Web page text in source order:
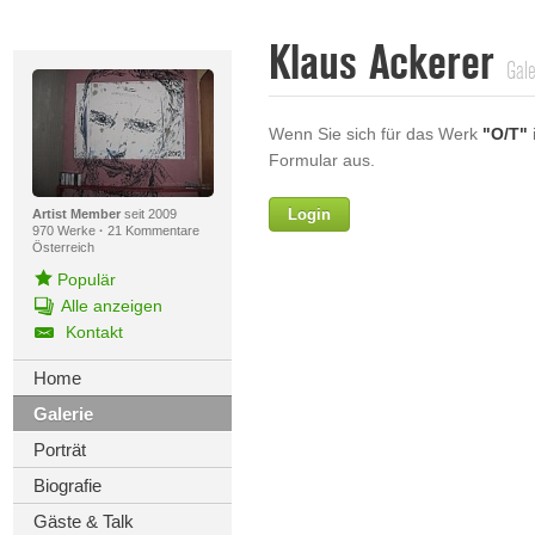
Artist Memberseit 2009
970 Werke · 21 Kommentare
Österreich
Populär
Alle anzeigen
Kontakt
Home
Galerie
Porträt
Biografie
Gäste & Talk
Klaus Ackerer
Wenn Sie sich für das Werk "O/T"
Formular aus.
Login